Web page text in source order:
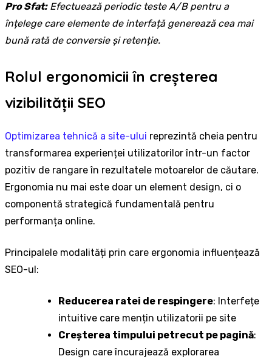
Pro Sfat: Efectuează periodic teste A/B pentru a
înțelege care elemente de interfață generează cea mai
bună rată de conversie și retenție.
Rolul ergonomicii în creșterea
vizibilității SEO
Optimizarea tehnică a site-ului reprezintă cheia pentru
transformarea experienței utilizatorilor într-un factor
pozitiv de rangare în rezultatele motoarelor de căutare.
Ergonomia nu mai este doar un element design, ci o
componentă strategică fundamentală pentru
performanța online.
Principalele modalități prin care ergonomia influențează
SEO-ul:
Reducerea ratei de respingere: Interfețe
intuitive care mențin utilizatorii pe site
Creșterea timpului petrecut pe pagină:
Design care încurajează explorarea